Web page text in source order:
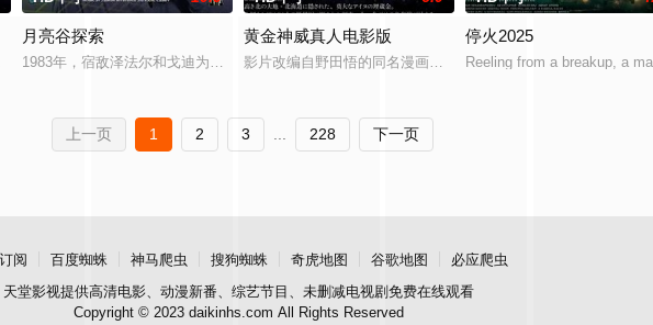
胁。然而，他们的敌人却出乎意料：并非他们预想中的“红色威胁”，而是美国在战争期
斯（马特·达蒙 饰）的故事，以及他在特洛伊战争后10年的回家之旅。
月亮谷探索
1983年，宿敌泽法尔和戈迪为了月谷居民的命运展开了一场旷日持久的战斗。泽法尔一直在努力窃
黄金神威真人电影版
影片改编自野田悟的同名漫画，讲述了被冠以“不死之身杉元”
停火2025
Reeling from a breakup, a
上一页 1 2 3 ... 228 下一页
阅 百度蜘蛛 神马爬虫 搜狗蜘蛛 奇虎地图 谷歌地图
必应爬虫
天堂影视提供高清电影、动漫新番、综艺节目、未删减电视剧免费在线观看
Copyright © 2023 daikinhs.com All Rights Reserved